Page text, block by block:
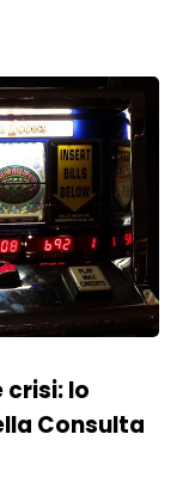
crisi: lo
Consulta